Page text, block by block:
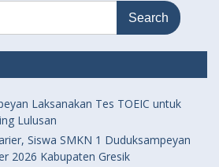
Laksanakan Tes TOEIC untuk
Lulusan
Siswa SMKN 1 Duduksampeyan
2026 Kabupaten Gresik